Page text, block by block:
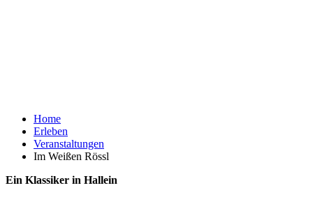
Home
Erleben
Veranstaltungen
Im Weißen Rössl
Ein Klassiker in Hallein